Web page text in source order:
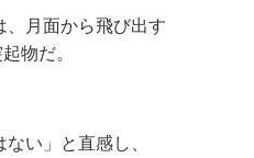
、月面から飛び出す
物だ。
い」と直感し、